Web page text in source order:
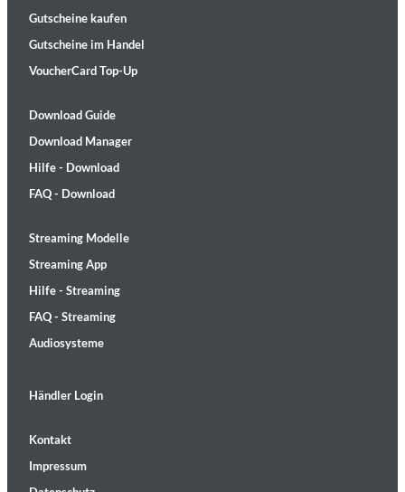
Gutscheine kaufen
Gutscheine im Handel
VoucherCard Top-Up
Download Guide
Download Manager
Hilfe - Download
FAQ - Download
Streaming Modelle
Streaming App
Hilfe - Streaming
FAQ - Streaming
Audiosysteme
Händler Login
Kontakt
Impressum